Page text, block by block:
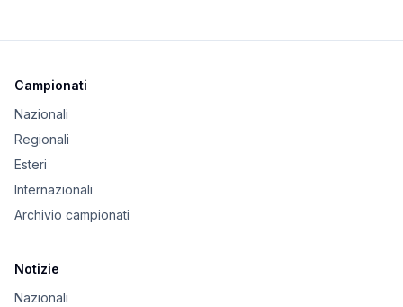
Campionati
Nazionali
Regionali
Esteri
Internazionali
Archivio campionati
Notizie
Nazionali